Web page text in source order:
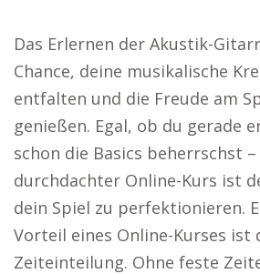
Das Erlernen der Akustik-
Chance, deine musikalische
entfalten und die Freude am
genießen. Egal, ob du gerade
schon die Basics beherrschst –
durchdachter Online-Kurs ist
dein Spiel zu perfektionieren.
Vorteil eines Online-Kurses ist
Zeiteinteilung. Ohne feste